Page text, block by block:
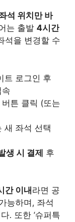
석 위치만 바
는 출발 4시간
석을 변경할 수
트 로그인 후
속
버튼 클릭 (또는
새 좌석 선택
생 시 결제 후
간 이내라면 공
능하며, 좌석
. 또한 ‘슈퍼특